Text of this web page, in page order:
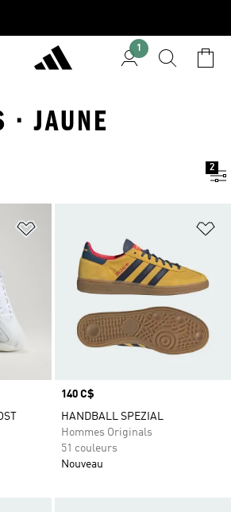
1
· JAUNE
2
Ajouter à la Liste de produits
Prix
140 C$
HANDBALL SPEZIAL
Hommes Originals
51 couleurs
Nouveau